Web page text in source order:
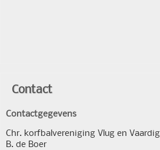
Contact
Contactgegevens
Chr. korfbalvereniging Vlug en Vaardig
B. de Boer